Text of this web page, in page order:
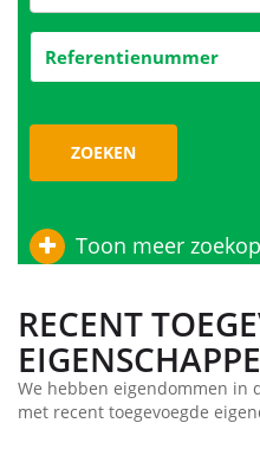
ZOEKEN
Toon meer
RECENT
We hebben eigendommen in
met recent toegevoegde